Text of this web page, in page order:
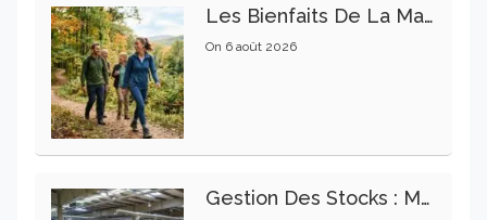
Les Bienfaits De La Marche Sur La Santé Physique Et Mentale
On 6 août 2026
Gestion Des Stocks : Meilleures Pratiques Intralogistiques